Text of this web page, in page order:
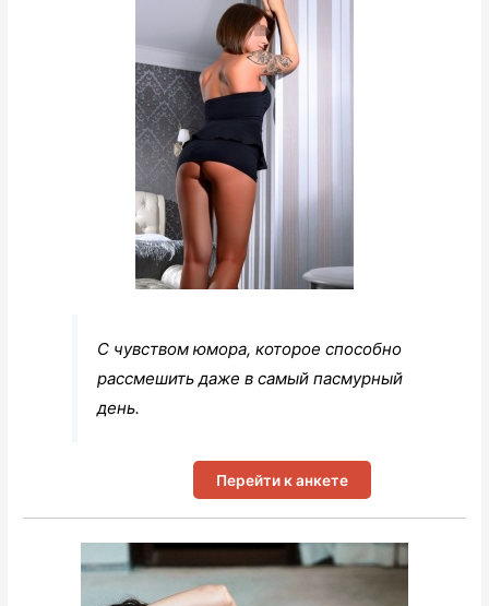
С чувством юмора, которое способно
рассмешить даже в самый пасмурный
день.
Перейти к анкете